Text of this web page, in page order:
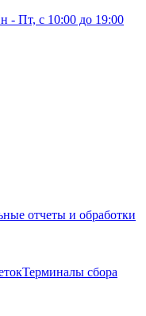
- Пт, с 10:00 до 19:00
отчеты и обработки
Терминалы сбора